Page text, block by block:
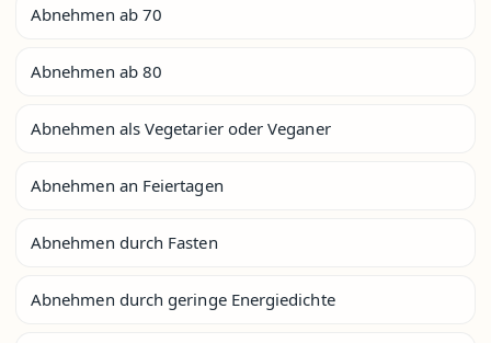
Abnehmen ab 70
Abnehmen ab 80
Abnehmen als Vegetarier oder Veganer
Abnehmen an Feiertagen
Abnehmen durch Fasten
Abnehmen durch geringe Energiedichte